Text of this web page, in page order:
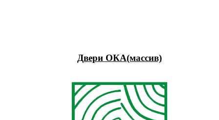
Двери ОКА(массив)